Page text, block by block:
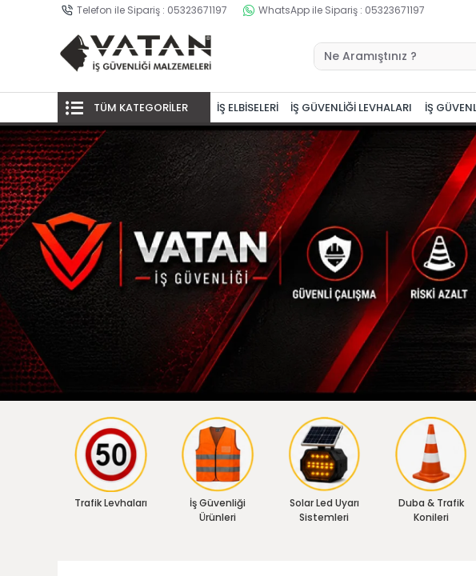
Telefon ile Sipariş : 05323671197 WhatsApp ile Sipariş : 05323671197
TÜM KATEGORİLER İŞ ELBİSELERİ İŞ GÜVENLİĞİ LEVHALARI İŞ
Trafik Levhaları
İş Güvenliği
Ürünleri
Solar Led Uyarı
Sistemleri
Duba & Trafik
Konileri